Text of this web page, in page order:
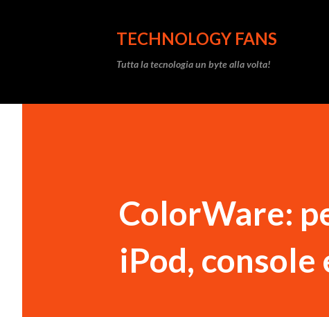
TECHNOLOGY FANS
Tutta la tecnologia un byte alla volta!
ColorWare:
iPod,